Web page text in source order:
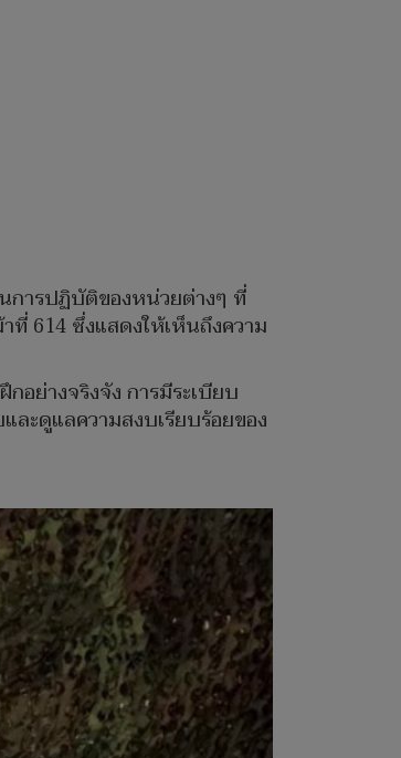
การปฏิบัติของหน่วยต่างๆ ที่
ที่ 614 ซึ่งแสดงให้เห็นถึงความ
อย่างจริงจัง การมีระเบียบ
ะดูแลความสงบเรียบร้อยของ